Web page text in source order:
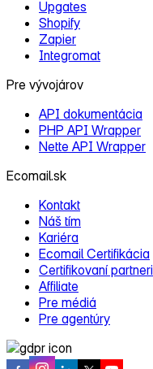
Upgates
Shopify
Zapier
Integromat
Pre vývojárov
API dokumentácia
PHP API Wrapper
Nette API Wrapper
Ecomail.sk
Kontakt
Náš tím
Kariéra
Ecomail Certifikácia
Certifikovaní partneri
Affiliate
Pre médiá
Pre agentúry